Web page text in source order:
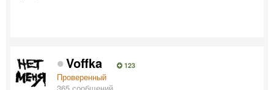
Voffka 123
Проверенный